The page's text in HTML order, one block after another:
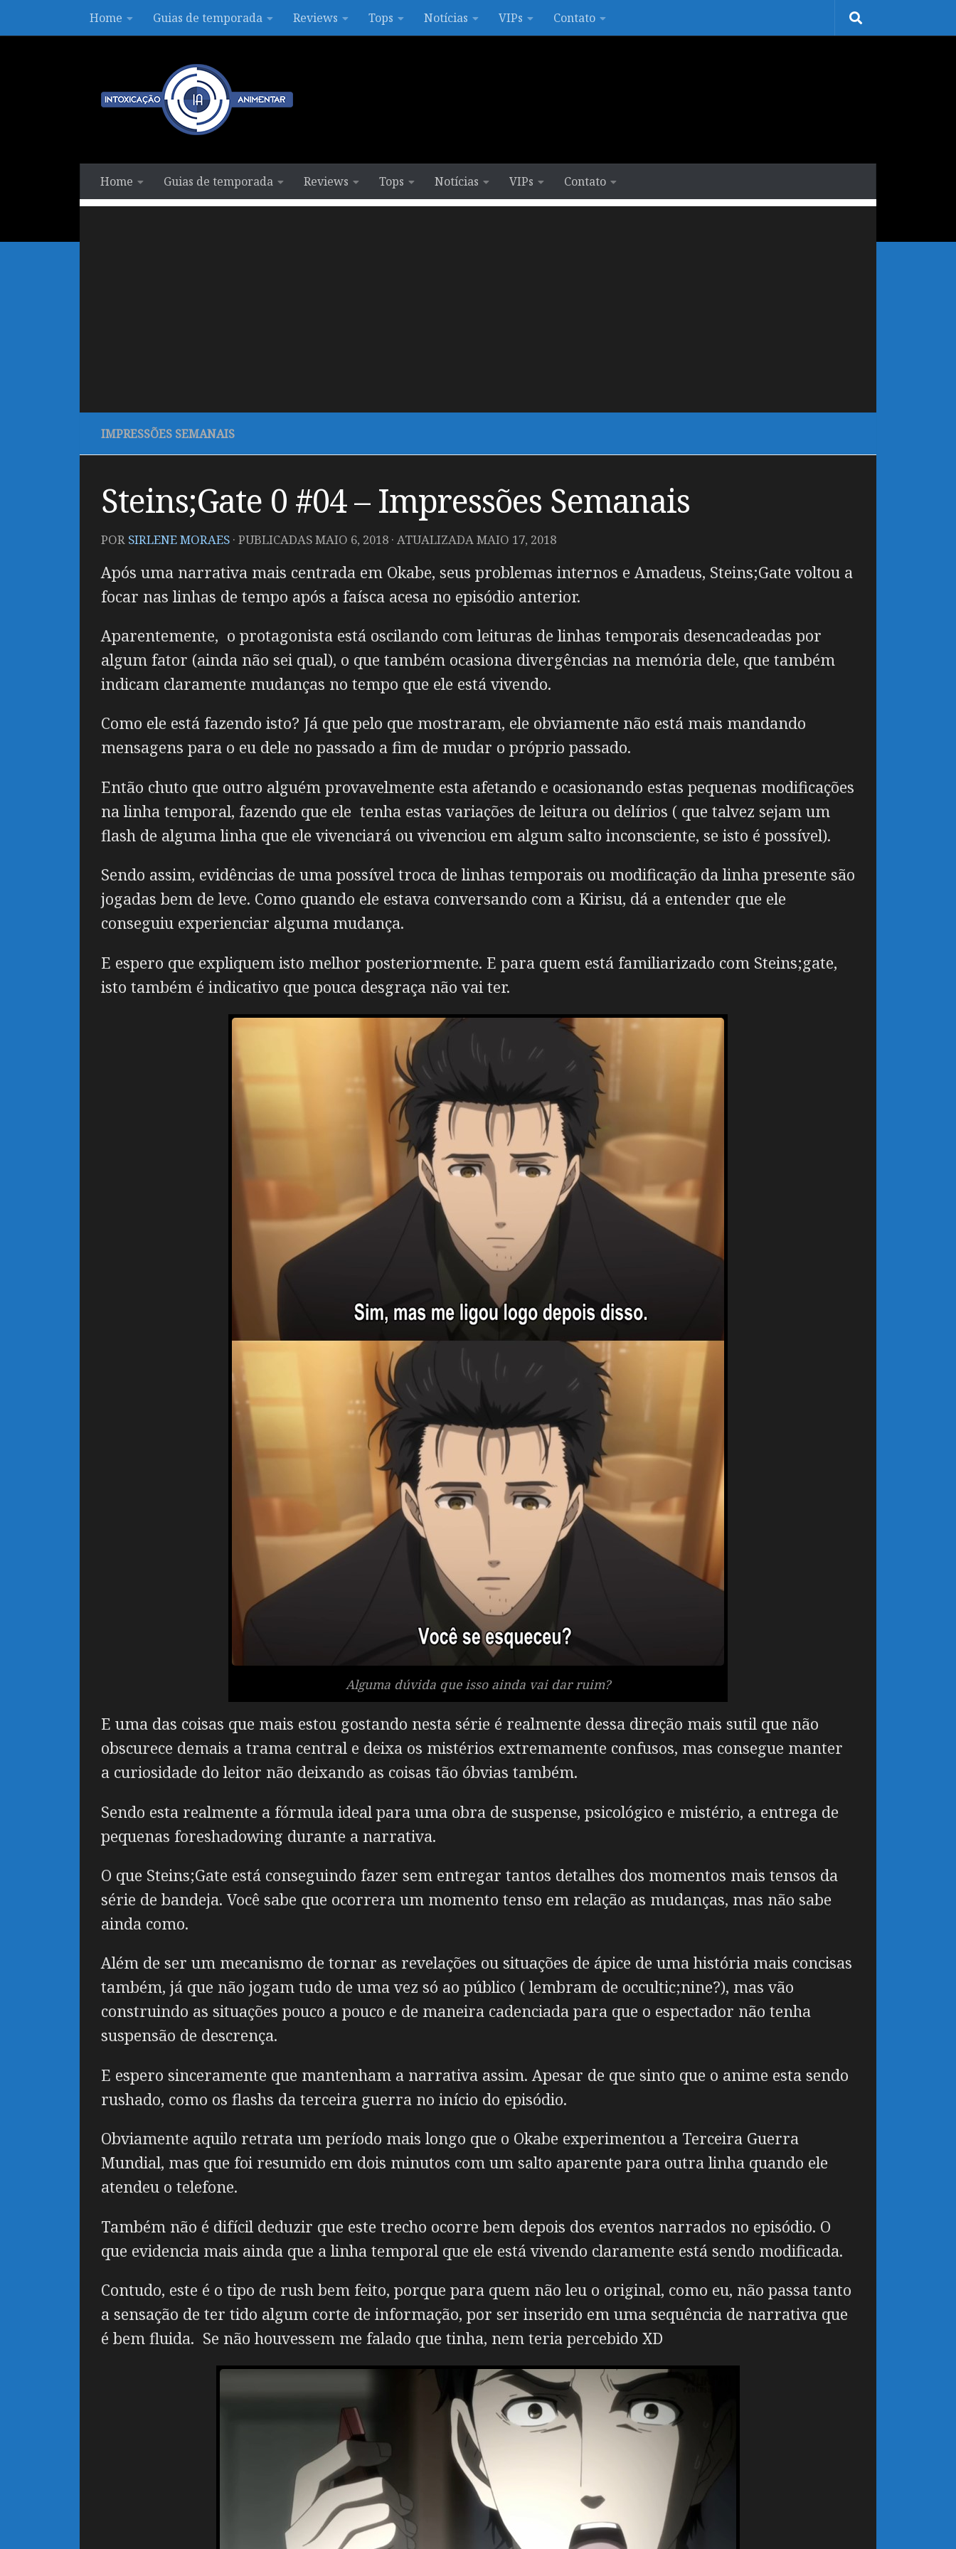
Skip to contentHome Guias de temporada Reviews Tops Notícias VIPs Contato
Home Guias de temporada Reviews Tops Notícias VIPs Contato
IMPRESSÕES SEMANAIS
Steins;Gate 0 #04 – Impressões Semanais
POR SIRLENE MORAES · PUBLICADASMAIO 6, 2018 · ATUALIZADAMAIO 17, 2018
Após uma narrativa mais centrada em Okabe, seus problemas internos e Amadeus, Steins;Gate voltou a
focar nas linhas de tempo após a faísca acesa no episódio anterior.
Aparentemente, o protagonista está oscilando com leituras de linhas temporais desencadeadas por
algum fator (ainda não sei qual), o que também ocasiona divergências na memória dele, que também
indicam claramente mudanças no tempo que ele está vivendo.
Como ele está fazendo isto? Já que pelo que mostraram, ele obviamente não está mais mandando
mensagens para o eu dele no passado a fim de mudar o próprio passado.
Então chuto que outro alguém provavelmente esta afetando e ocasionando estas pequenas modificações
na linha temporal, fazendo que ele tenha estas variações de leitura ou delírios ( que talvez sejam um
flash de alguma linha que ele vivenciará ou vivenciou em algum salto inconsciente, se isto é possível).
Sendo assim, evidências de uma possível troca de linhas temporais ou modificação da linha presente são
jogadas bem de leve. Como quando ele estava conversando com a Kirisu, dá a entender que ele
conseguiu experienciar alguma mudança.
E espero que expliquem isto melhor posteriormente. E para quem está familiarizado com Steins;gate,
isto também é indicativo que pouca desgraça não vai ter.
Alguma dúvida que isso ainda vai dar ruim?
E uma das coisas que mais estou gostando nesta série é realmente dessa direção mais sutil que não
obscurece demais a trama central e deixa os mistérios extremamente confusos, mas consegue manter
a curiosidade do leitor não deixando as coisas tão óbvias também.
Sendo esta realmente a fórmula ideal para uma obra de suspense, psicológico e mistério, a entrega de
pequenas foreshadowing durante a narrativa.
O que Steins;Gate está conseguindo fazer sem entregar tantos detalhes dos momentos mais tensos da
série de bandeja. Você sabe que ocorrera um momento tenso em relação as mudanças, mas não sabe
ainda como.
Além de ser um mecanismo de tornar as revelações ou situações de ápice de uma história mais concisas
também, já que não jogam tudo de uma vez só ao público ( lembram de occultic;nine?), mas vão
construindo as situações pouco a pouco e de maneira cadenciada para que o espectador não tenha
suspensão de descrença.
E espero sinceramente que mantenham a narrativa assim. Apesar de que sinto que o anime esta sendo
rushado, como os flashs da terceira guerra no início do episódio.
Obviamente aquilo retrata um período mais longo que o Okabe experimentou a Terceira Guerra
Mundial, mas que foi resumido em dois minutos com um salto aparente para outra linha quando ele
atendeu o telefone.
Também não é difícil deduzir que este trecho ocorre bem depois dos eventos narrados no episódio. O
que evidencia mais ainda que a linha temporal que ele está vivendo claramente está sendo modificada.
Contudo, este é o tipo de rush bem feito, porque para quem não leu o original, como eu, não passa tanto
a sensação de ter tido algum corte de informação, por ser inserido em uma sequência de narrativa que
é bem fluida. Se não houvessem me falado que tinha, nem teria percebido XD